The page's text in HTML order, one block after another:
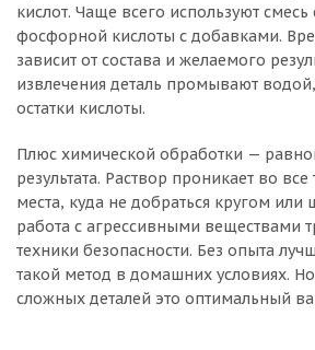
кислот. Чаще всего используют смесь
фосфорной кислоты с добавками.
зависит от состава и желаемого
извлечения деталь промывают
остатки кислоты.
Плюс химической обработки —
результата. Раствор проникает во
места, куда не добраться кругом
работа с агрессивными веществами
техники безопасности. Без опыта
такой метод в домашних условиях.
сложных деталей это оптимальный